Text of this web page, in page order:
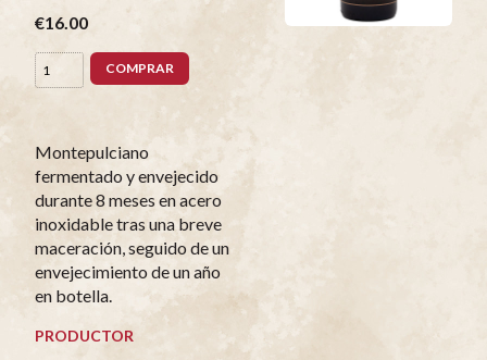
€16.00
COMPRAR
Montepulciano
fermentado y envejecido
durante 8 meses en acero
inoxidable tras una breve
maceración, seguido de un
envejecimiento de un año
en botella.
PRODUCTOR